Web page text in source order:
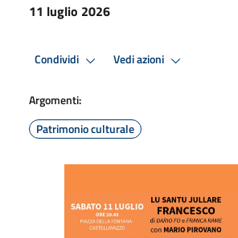
11 luglio 2026
Condividi Vedi azioni
Argomenti:
Patrimonio culturale